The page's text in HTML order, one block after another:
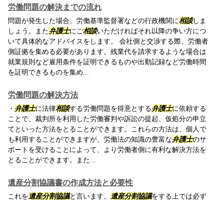
労働問題の解決までの流れ
問題が発生した場合、労働基準監督署などの行政機関に相談しま
しょう。また弁護士にご相談いただければそれ以降の争い方につ
いて具体的なアドバイスをします。 会社側と交渉する際、労働者
側証拠を集める必要があります。残業代を請求するような場合は
就業規則など雇用条件を証明できるものや出勤記録など労働時間
を証明できるものを集め...
労働問題の解決方法
・ 弁護士に法律相談する労働問題を得意とする弁護士に依頼する
ことで、裁判所を利用した労働審判や訴訟の提起、仮処分の申立
てといった方法をとることができます。これらの方法は、個人で
も利用することができますが、労働法の知識の豊富な弁護士のサ
ポートを受けることによって、より労働者側に有利な解決方法を
とることができます。また...
遺産分割協議書の作成方法と必要性
これを遺産分割協議と言います。 遺産分割協議をする上では必ず